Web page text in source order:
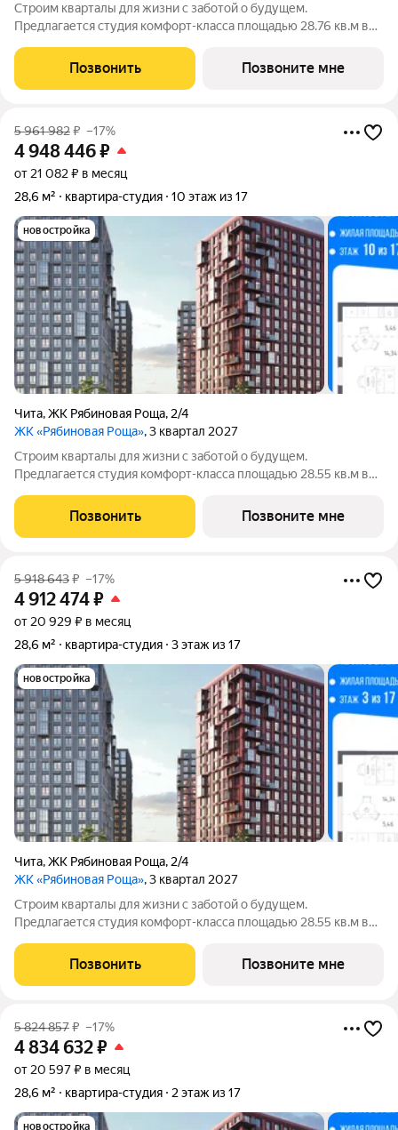
Строим кварталы для жизни с заботой о будущем.
Предлагается студия комфорт-класса площадью 28.76 кв.м в
комплексе "Рябиновая Роща".Квартиры без отделки.
Доступность опции "отделка" и
Позвонить Позвоните мне
5 961 982₽ –17%
4 948 446₽
от 21 082 ₽ в месяц
28,6 м²
квартира-студия 10 этаж из 17
новостройка
Чита,ЖК Рябиновая Роща, 2/4
ЖК «Рябиновая Роща», 3 квартал 2027
Строим кварталы для жизни с заботой о будущем.
Предлагается студия комфорт-класса площадью 28.55 кв.м в
комплексе "Рябиновая Роща".Квартиры без отделки.
Доступность опции "отделка" и
Позвонить Позвоните мне
5 918 643₽ –17%
4 912 474₽
от 20 929 ₽ в месяц
28,6 м²
квартира-студия 3 этаж из 17
новостройка
Чита,ЖК Рябиновая Роща, 2/4
ЖК «Рябиновая Роща», 3 квартал 2027
Строим кварталы для жизни с заботой о будущем.
Предлагается студия комфорт-класса площадью 28.55 кв.м в
комплексе "Рябиновая Роща".Квартиры без отделки.
Доступность опции "отделка" и
Позвонить Позвоните мне
5 824 857₽ –17%
4 834 632₽
от 20 597 ₽ в месяц
28,6 м²
квартира-студия 2 этаж из 17
новостройка